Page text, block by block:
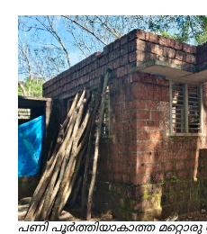
പണി പൂർത്തിയാകാത്ത മറ്റൊരു